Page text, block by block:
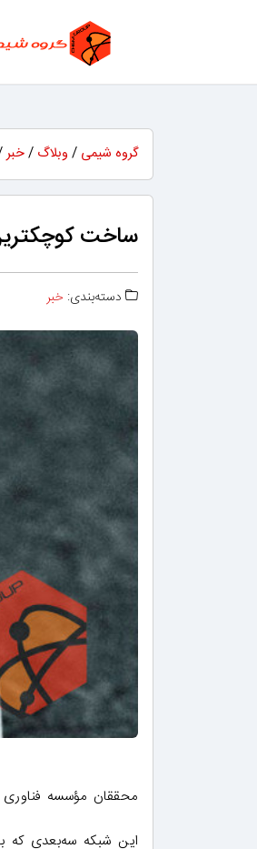
گروه شیمی / وبلاگ /خبر/
ساخت
دسته‌بندی: خبر
محققان مؤسسه